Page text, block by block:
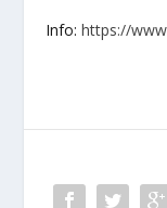
Info:https://